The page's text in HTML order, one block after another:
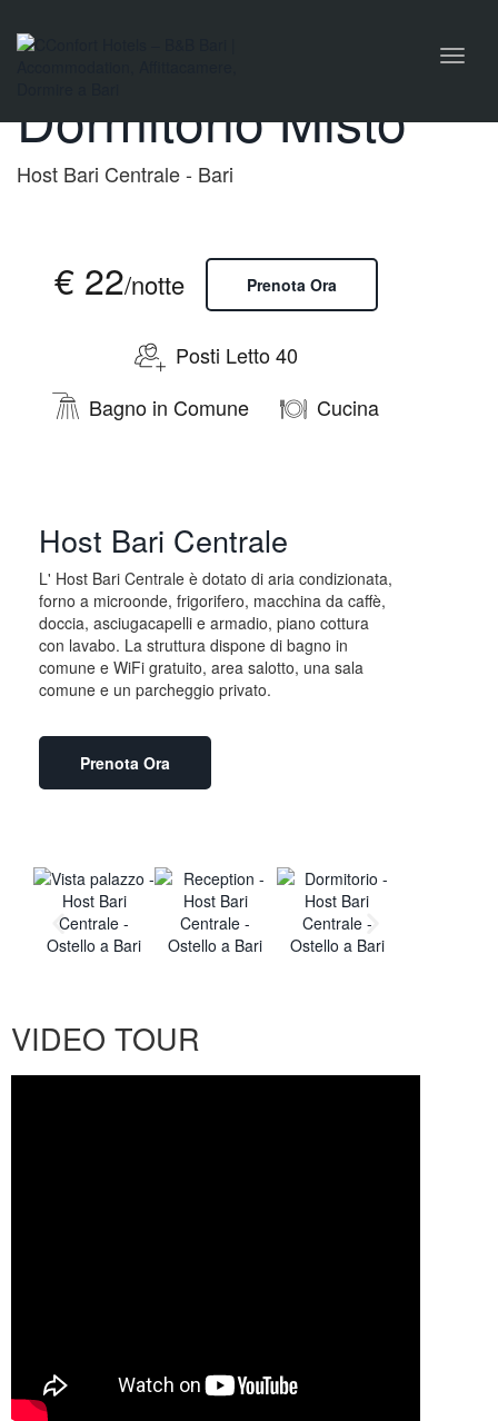
Toggle
Letto a Castello in
Dormitorio Misto
Host Bari Centrale - Bari
€ 22/notte Prenota Ora
Posti Letto 40
Bagno in Comune
Cucina
Host Bari Centrale
L' Host Bari Centrale è dotato di aria condizionata,
forno a microonde, frigorifero, macchina da caffè,
doccia, asciugacapelli e armadio, piano cottura
con lavabo. La struttura dispone di bagno in
comune e WiFi gratuito, area salotto, una sala
comune e un parcheggio privato.
Prenota Ora
VIDEO TOUR